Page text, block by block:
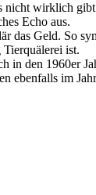
wirklich
Echo aus.
Geld. So
ist.
in den 1960er
im